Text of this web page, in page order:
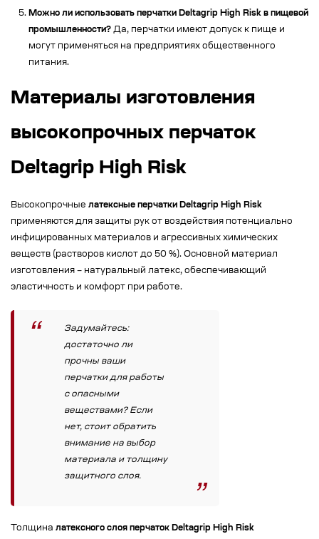
Можно ли использовать перчатки Deltagrip High Risk в пищевой
промышленности? Да, перчатки имеют допуск к пище и
могут применяться на предприятиях общественного
питания.
Материалы изготовления
высокопрочных перчаток
Deltagrip High Risk
Высокопрочные латексные перчатки Deltagrip High Risk
применяются для защиты рук от воздействия потенциально
инфицированных материалов и агрессивных химических
веществ (растворов кислот до 50 %). Основной материал
изготовления – натуральный латекс, обеспечивающий
эластичность и комфорт при работе.
Задумайтесь:
достаточно ли
прочны ваши
перчатки для работы
с опасными
веществами? Если
нет, стоит обратить
внимание на выбор
материала и толщину
защитного слоя.
Толщина латексного слоя перчаток Deltagrip High Risk